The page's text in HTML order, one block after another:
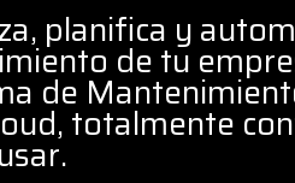
planifica y
de tu
de
totalmente